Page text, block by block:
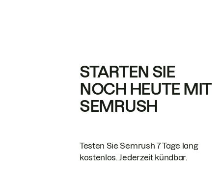
STARTEN SIE
NOCH HEUTE MIT
SEMRUSH
Testen Sie Semrush 7 Tage lang
kostenlos. Jederzeit kündbar.